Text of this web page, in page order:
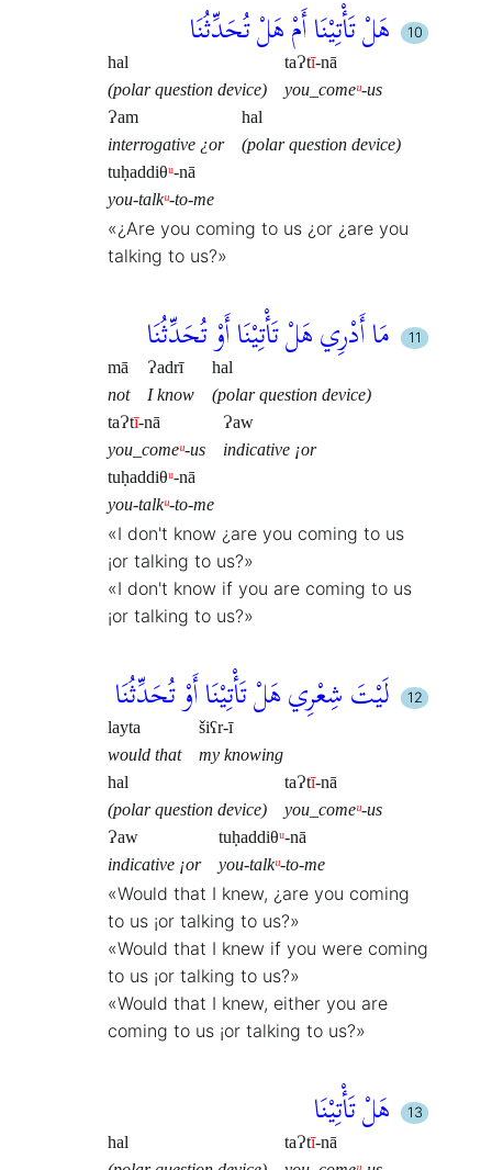
هَلْ تَأْتِيْنَا أَمْ هَلْ تُحَدِّثُنَا
hal
(polar question device)
taɁtī-nā
you_comeᵘ-us
Ɂam
interrogative ¿or
hal
(polar question device)
tuḥaddiθᵘ-nā
you-talkᵘ-to-me
«¿Are you coming to us ¿or ¿are you
talking to us?»
مَا أَدْرِي هَلْ تَأْتِيْنَا أَوْ تُحَدِّثُنَا
mā
not
Ɂadrī
I know
hal
(polar question device)
taɁtī-nā
you_comeᵘ-us
Ɂaw
indicative ¡or
tuḥaddiθᵘ-nā
you-talkᵘ-to-me
«I don't know ¿are you coming to us
¡or talking to us?»
«I don't know if you are coming to us
¡or talking to us?»
لَيْتَ شِعْرِي هَلْ تَأْتِيْنَا أَوْ تُحَدِّثُنَا
layta
would that
šiʕr-ī
my knowing
hal
(polar question device)
taɁtī-nā
you_comeᵘ-us
Ɂaw
indicative ¡or
tuḥaddiθᵘ-nā
you-talkᵘ-to-me
«Would that I knew, ¿are you coming
to us ¡or talking to us?»
«Would that I knew if you were coming
to us ¡or talking to us?»
«Would that I knew, either you are
coming to us ¡or talking to us?»
هَلْ تَأْتِيْنَا
hal
taɁtī-nā